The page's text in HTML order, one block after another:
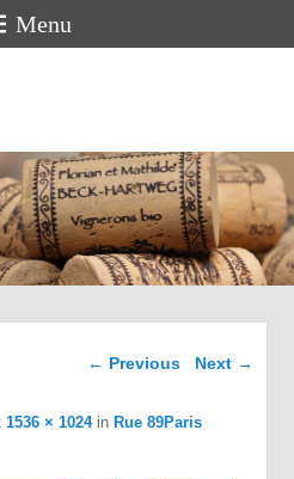
Menu
Mathilde
BECK-
HARTWEG
Image navigation
← Previous Next →
1536 × 1024in Rue 89Paris